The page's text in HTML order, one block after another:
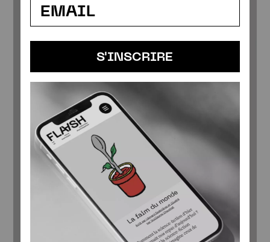
S'INSCRIRE